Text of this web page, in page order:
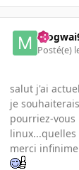
Posté(e)
salut j'ai
je
pourriez-
merci